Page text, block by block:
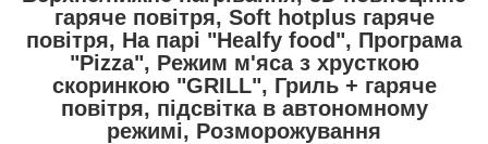
гаряче повітря, Soft hotplus гаряче
повітря, На парі "Healfy food", Програма
"Pizza", Режим м'яса з хрусткою
скоринкою "GRILL", Гриль + гаряче
повітря, підсвітка в автономному
режимі, Розморожування